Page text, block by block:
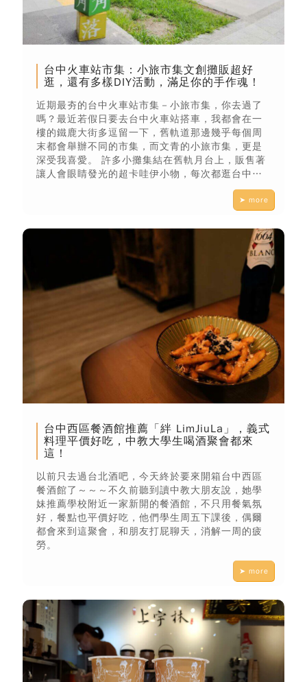
台中火車站市集：小旅市集文創攤販超好
逛，還有多樣DIY活動，滿足你的手作魂！
近期最夯的台中火車站市集－小旅市集，你去過了
嗎？最近若假日要去台中火車站搭車，我都會在一
樓的鐵鹿大街多逗留一下，舊軌道那邊幾乎每個周
末都會舉辦不同的市集，而文青的小旅市集，更是
深受我喜愛。 許多小攤集結在舊軌月台上，販售著
讓人會眼睛發光的超卡哇伊小物，每次都逛台中火
車站市集，都逛到不想上火車，或是等到上火車
➤ more
台中西區餐酒館推薦「絆 LimJiuLa」，義式
料理平價好吃，中教大學生喝酒聚會都來
這！
以前只去過台北酒吧，今天終於要來開箱台中西區
餐酒館了～～～不久前聽到讀中教大朋友說，她學
妹推薦學校附近一家新開的餐酒館，不只用餐氣氛
好，餐點也平價好吃，他們學生周五下課後，偶爾
都會來到這聚會，和朋友打屁聊天，消解一周的疲
勞。
➤ more